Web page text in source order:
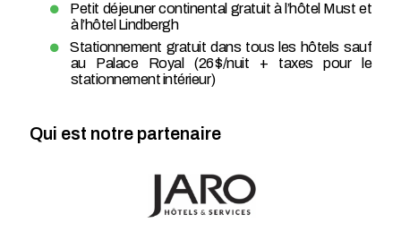
Petit déjeuner continental gratuit à l’hôtel Must et
à l’hôtel Lindbergh
Stationnement gratuit dans tous les hôtels sauf
au Palace Royal (26 $/nuit + taxes pour le
stationnement intérieur)
Qui est notre partenaire